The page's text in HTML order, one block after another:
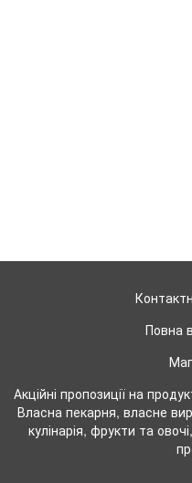
Повна
Акційні пропозиції на
Власна пекарня, власне
кулінарія, фрукти та